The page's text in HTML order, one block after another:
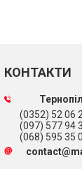
КОНТАКТИ
(0352) 52 06
(097) 577 94
(068) 595 35